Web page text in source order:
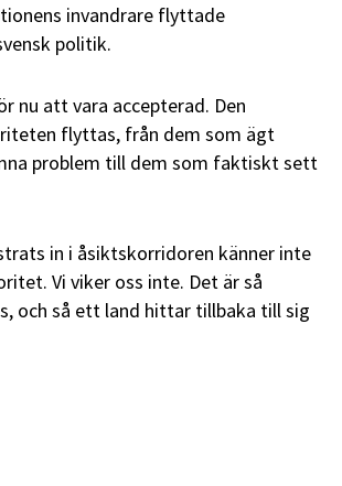
invandrare flyttade
politik.
nu att vara accepterad. Den
flyttas, från dem som ägt
problem till dem som faktiskt sett
in i åsiktskorridoren känner inte
Vi viker oss inte. Det är så
och så ett land hittar tillbaka till sig